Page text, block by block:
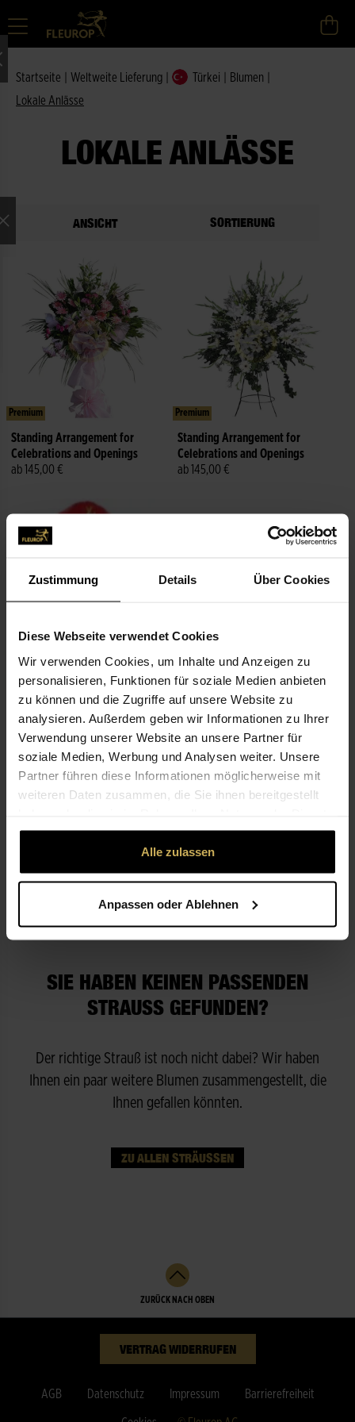
Zustimmung Details Über Cookies
Diese Webseite verwendet Cookies
Wir verwenden Cookies, um Inhalte und Anzeigen zu
personalisieren, Funktionen für soziale Medien anbieten
zu können und die Zugriffe auf unsere Website zu
analysieren. Außerdem geben wir Informationen zu Ihrer
Verwendung unserer Website an unsere Partner für
soziale Medien, Werbung und Analysen weiter. Unsere
Partner führen diese Informationen möglicherweise mit
weiteren Daten zusammen, die Sie ihnen bereitgestellt
gesammelt haben.
Alle zulassen
Anpassen oder Ablehnen
Startseite Weltweite Lieferung Türkei Blumen
Lokale Anlässe
LOKALE ANLÄSSE
ANSICHT
Auswahl
SORTIERUNG
Premium
Standing Arrangement for
Celebrations and Openings
ab 145,00 €
Premium
Standing Arrangement for
Celebrations and Openings
ab 145,00 €
- for openings, weddings
SIE HABEN KEINEN PASSENDEN
STRAUSS GEFUNDEN?
Der richtige Strauß ist noch nicht dabei? Wir haben
Ihnen ein paar weitere Blumen zusammengestellt, die
Ihnen gefallen könnten.
ZU ALLEN STRÄUSSEN
ZURÜCK NACH OBEN
VERTRAG WIDERRUFEN
AGB Datenschutz Impressum Barrierefreiheit